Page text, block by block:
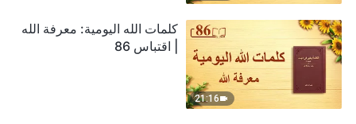
21:16
كلمات الله اليومية: معرفة الله
| اقتباس 86